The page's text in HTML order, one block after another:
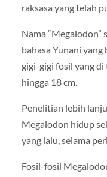
raksasa yang telah
Nama “Megalodon”
bahasa Yunani yang
gigi-gigi fosil yang
hingga 18 cm.
Penelitian lebih
Megalodon hidup
yang lalu, selama
Fosil-fosil